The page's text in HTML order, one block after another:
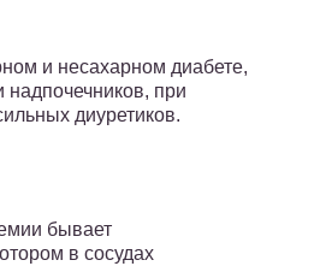
и несахарном диабете,
надпочечников, при
диуретиков.
бывает
в сосудах